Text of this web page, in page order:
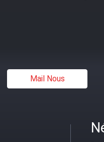
Mail Nous